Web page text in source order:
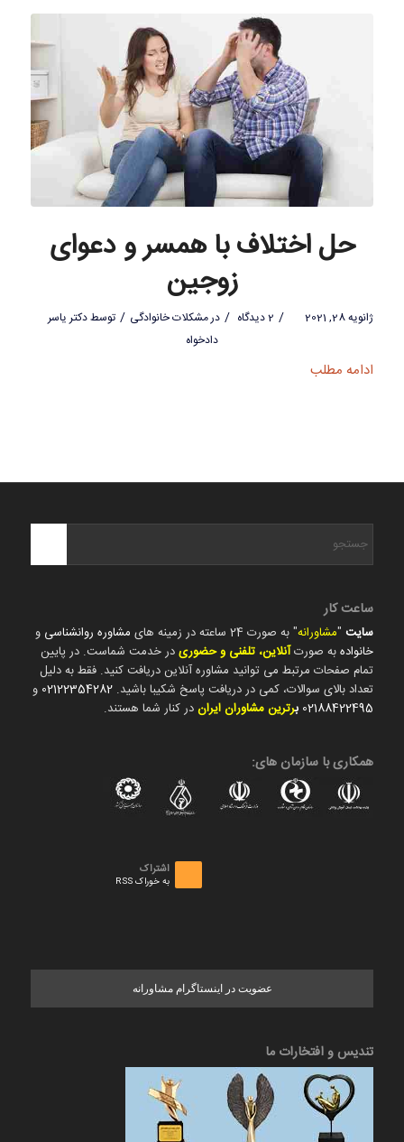
حل اختلاف با همسر و دعوای
زوجین
ژانویه 28, 2021 / 2 دیدگاه / درمشکلات خانوادگی / توسطدکتر یاسر
دادخواه
ادامه مطلب
ساعت کار
سایت"مشاورانه" به صورت 24 ساعته در زمینه های مشاوره روانشناسی و
خانوادهبه صورتآنلاین، تلفنی و حضوریدر خدمت شماست. در پایین
تمام صفحات مرتبط می توانید مشاوره آنلاین دریافت کنید. فقط به دلیل
تعداد بالای سوالات، کمی در دریافت پاسخ شکیبا باشید. 02122354282 و
02188422495 برترین مشاوران ایراندر کنار شما هستند.
همکاری با سازمان های:
اشتراک
به خوراک RSS
عضویت در اینستاگرام مشاورانه
تندیس و افتخارات ما